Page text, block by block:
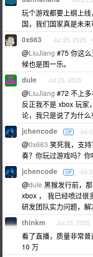
玩个游戏都要上纲上
国，我们国家真是未
0x663 Jul 25, 2025
@LiuJiang #75 你这
候也是图一乐。
dule Jul 25, 2025
@LiuJiang #72 不上多
反正我不是 xbox 玩家
论，我只是说了为什
jchencode OP Jul
@0x663 笑死我，支
奏？你玩过游戏吗？你
jchencode OP Jul
@dule 黑猴发行前，
xbox ， 我已经喷过很
研发团队实力问题，解
thinkm Jul 25, 2025
看了直播，质量非常
10 万